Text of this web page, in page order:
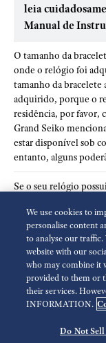
leia
Manual de
O tamanho da
onde o relógio foi
tamanho da
adquirido, porque o
residência, por favor,
Grand Seiko
estar disponível sob
entanto, alguns
Se o seu relógio
usado com a
sob a mesma e causar
We use cookies to
personalise content
to analyse our
website with our
who may combine it
provided to them or
their services.
INFORMATION.
Do Not